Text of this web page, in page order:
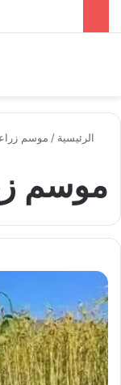
الرئيسية / موسم
موسم